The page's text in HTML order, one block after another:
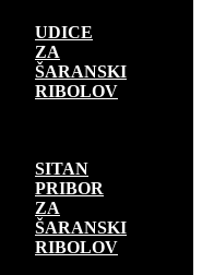
UDICE
ZA
ŠARANSKI
RIBOLOV
SITAN
PRIBOR
ZA
ŠARANSKI
RIBOLOV